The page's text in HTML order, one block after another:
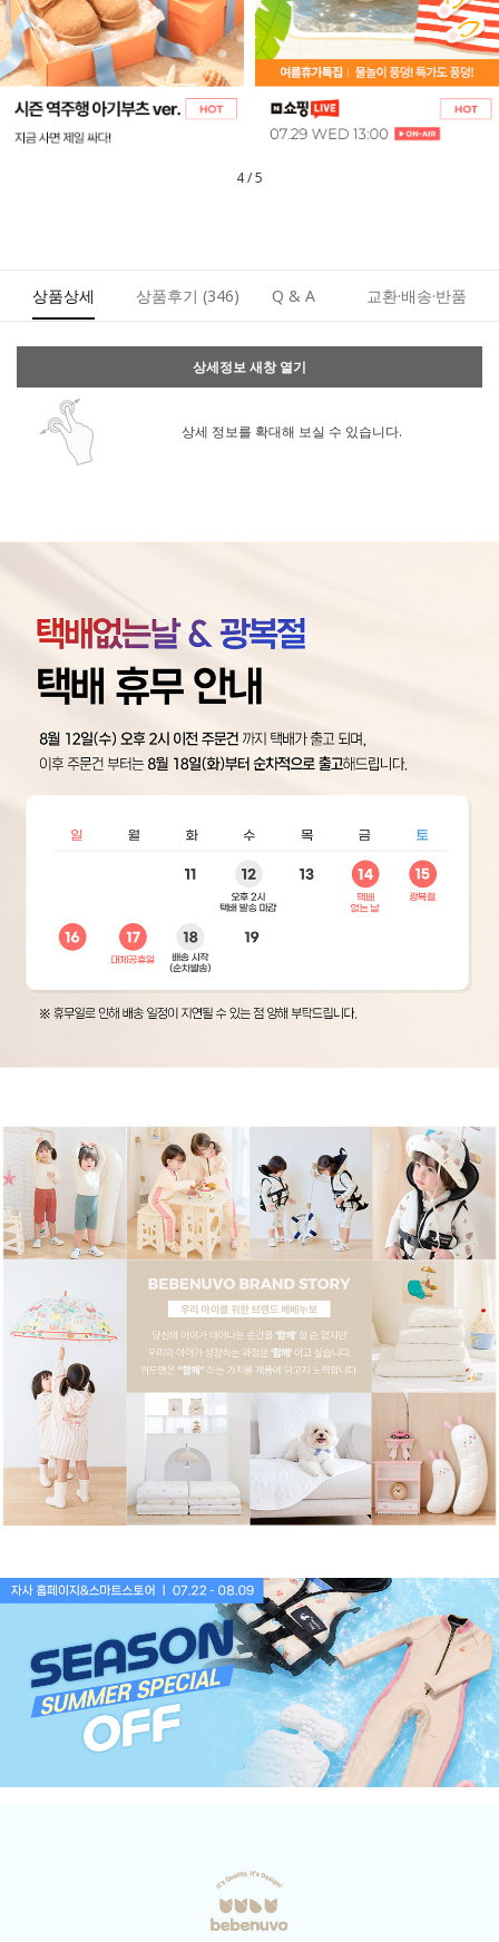
5/5
상품상세 상품후기 (346) Q & A 교환·배송·반품
상세정보 새창 열기
상세 정보를 확대해 보실 수 있습니다.